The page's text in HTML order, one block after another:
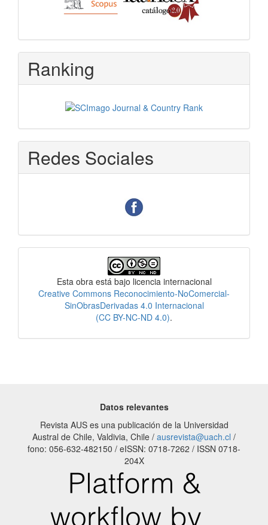
Ranking
Redes Sociales
Esta obra está bajo licencia internacional
Creative Commons Reconocimiento-NoComercial-
SinObrasDerivadas 4.0 Internacional
(CC BY-NC-ND 4.0).
Datos relevantes
Revista AUS es una publicación de la Universidad
Austral de Chile, Valdivia, Chile / ausrevista@uach.cl /
fono: 056-632-482150 / eISSN: 0718-7262 / ISSN 0718-
204X